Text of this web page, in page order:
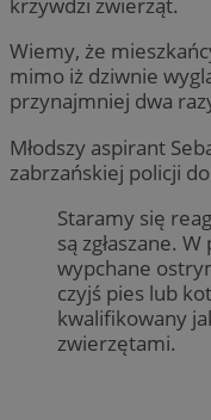
krzywdzi zwierząt.
Wiemy, że
mimo iż dziwnie
przynajmniej dwa
Młodszy aspirant
zabrzańskiej policji
Staramy się
są zgłaszane.
wypchane
czyjś pies lub
kwalifikowany
zwierzętami.